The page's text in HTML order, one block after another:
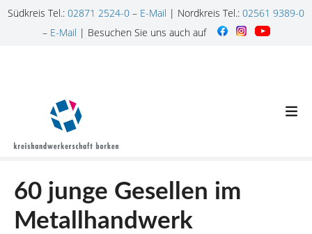
Südkreis Tel.: 02871 2524-0 – E-Mail | Nordkreis Tel.: 02561 9389-0
– E-Mail | Besuchen Sie uns auch auf
60 junge Gesellen im
Metallhandwerk